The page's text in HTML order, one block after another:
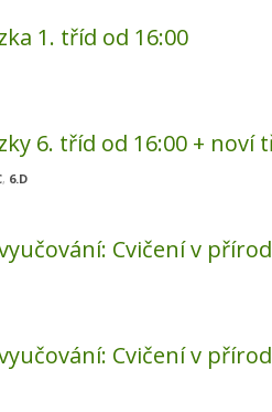
1. tříd od 16:00
6. tříd od 16:00 + noví
, 6.D
Cvičení v
Cvičení v